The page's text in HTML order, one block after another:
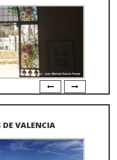
DE VALENCIA